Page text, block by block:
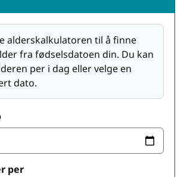
alderskalkulatoren til å finne
fra fødselsdatoen din. Du kan
per i dag eller velge en
dato.
per